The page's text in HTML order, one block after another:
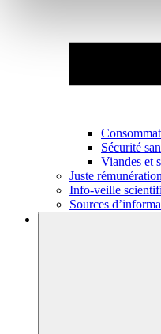
Sécurité
Viandes et
Juste
Info-veille
Sources